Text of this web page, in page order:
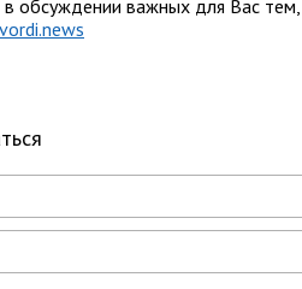
обсуждении важных для Вас